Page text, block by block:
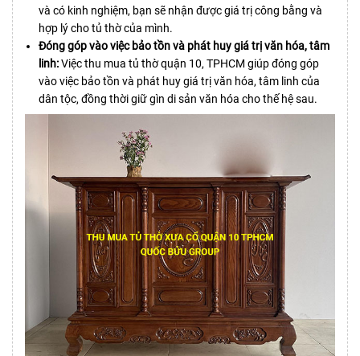
và có kinh nghiệm, bạn sẽ nhận được giá trị công bằng và
hợp lý cho tủ thờ của mình.
Đóng góp vào việc bảo tồn và phát huy giá trị văn hóa, tâm
linh:Việc thu mua tủ thờ quận 10, TPHCM giúp đóng góp
vào việc bảo tồn và phát huy giá trị văn hóa, tâm linh của
dân tộc, đồng thời giữ gìn di sản văn hóa cho thế hệ sau.